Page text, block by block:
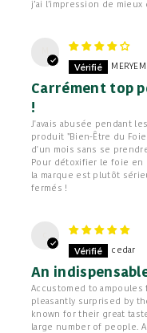
j’ai l’impression de
MERYEM
Carrément top
!
J'avais abusée pendant
produit "Bien-Être du
d'un mois sans se
Pour détoxifier le foie en
la marque est plutôt
fermés !
cedar
An
Accustomed to
pleasantly surprised by
known for their great
large number of people.